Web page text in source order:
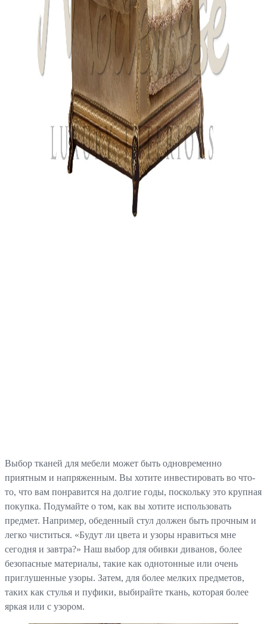
Выбор тканей для мебели может быть одновременно
приятным и напряженным. Вы хотите инвестировать во что-
то, что вам понравится на долгие годы, поскольку это крупная
покупка. Подумайте о том, как вы хотите использовать
предмет. Например, обеденный стул должен быть прочным и
легко чиститься. «Будут ли цвета и узоры нравиться мне
сегодня и завтра?» Наш выбор для обивки диванов, более
безопасные материалы, такие как однотонные или очень
приглушенные узоры. Затем, для более мелких предметов,
таких как стулья и пуфики, выбирайте ткань, которая более
яркая или с узором.